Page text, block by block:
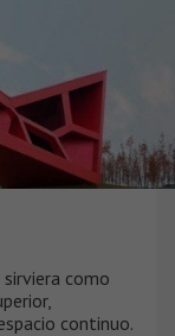
como
continuo.